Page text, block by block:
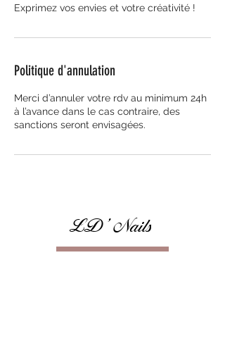
Exprimez vos envies et votre créativité !
Politique d'annulation
Merci d’annuler votre rdv au minimum 24h
à l’avance dans le cas contraire, des
sanctions seront envisagées.
LD' Nails